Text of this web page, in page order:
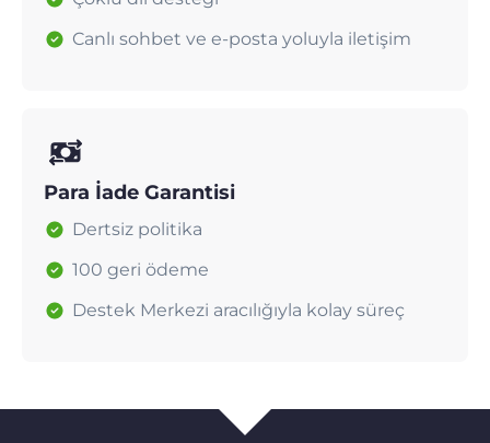
Canlı sohbet ve e-posta yoluyla iletişim
Para İade Garantisi
Dertsiz politika
100 geri ödeme
Destek Merkezi aracılığıyla kolay süreç